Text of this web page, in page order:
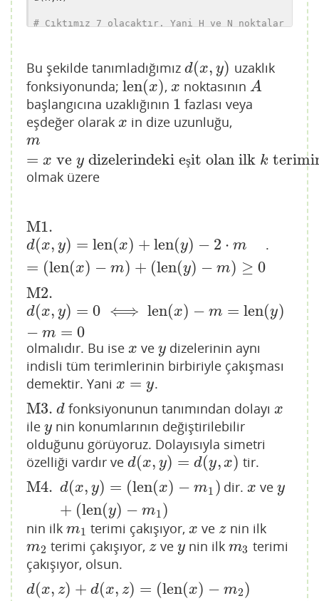
# Çıktımız 7 olacaktır. Yani H ve N noktalar
Bu şekilde tanımladığımız d(x, y)
d(x,y)
uzaklık
fonksiyonunda; len(x)
len(x) , x
x noktasının A
A
başlangıcına uzaklığının 1
1 fazlası veya
eşdeğer olarak x
x in dize uzunluğu,
m
= x vey dizelerindeki eşit olan ilk k
m= terimin
olmak üzere
M1.
M1.
d(x, y) = len(x) + len(y) − 2 ⋅ m
= (len(x) − m) + (len(y) − m) ≥ 0
d(x,y) =len(x )+len(y) −2 m=(len x)−m) +(len y 0
.
M2.
M2.
d(x, y) = 0 ⟺ len(x) − m = len(y)
− m = 0
d(x,y) =0 ⟺ len (x)−m =len(y)−m= 0
olmalıdır. Bu ise x
x ve y
y dizelerinin aynı
indisli tüm terimlerinin birbiriyle çakışması
demektir. Yani x = y
x= y .
M3.
M3. d
d fonksiyonunun tanımından dolayıx
x
ile y
y nin konumlarının değiştirilebilir
olduğunu görüyoruz. Dolayısıyla simetri
özelliği vardır ve d(x, y) = d(y, x)
d(x,y) =d y,x ) tir.
M4.
M4. d(x, y) = (len(x) − m1 )
+ (len(y) − m1 )
d(x,y) =(len( x)−m1)+( len (y)− m1)
dir.x
x vey
y
nin ilk m1
m1 terimi çakışıyor,x
x ve z
znin ilk
m2
m2 terimi çakışıyor, z
zve y
ynin ilk m3
m3 terimi
çakışıyor, olsun.
d(x, z) + d(x, z) = (len(x) − m2)
d(x,z) +d x,z )=(len (x) −m 2)+(len(z −m2)+(len )